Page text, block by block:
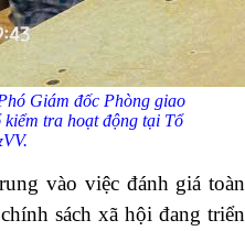
Giám đốc Phòng giao
tra hoạt động tại Tổ
vào việc đánh giá toàn
sách xã hội đang triển